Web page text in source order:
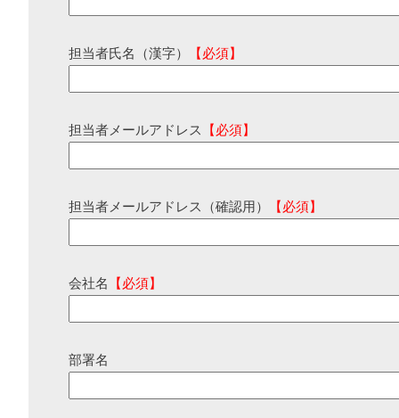
担当者氏名（漢字） 【必須】
担当者メールアドレス 【必須】
担当者メールアドレス（確認用） 【必須】
会社名 【必須】
部署名